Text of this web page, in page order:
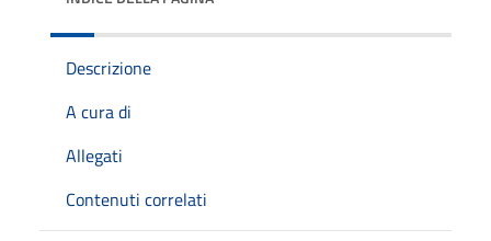
Descrizione
A cura di
Allegati
Contenuti correlati